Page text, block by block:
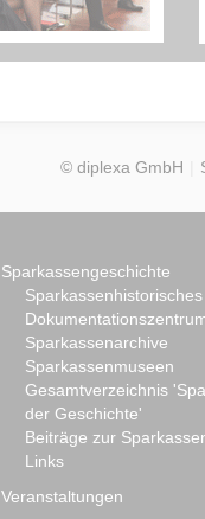
© diplexa GmbH
Sparkassengeschichte
Sparkassenhistorisches
Sparkassenarchive
Sparkassenmuseen
Gesamtverzeichnis
der Geschichte'
Beiträge zur
Links
Veranstaltungen